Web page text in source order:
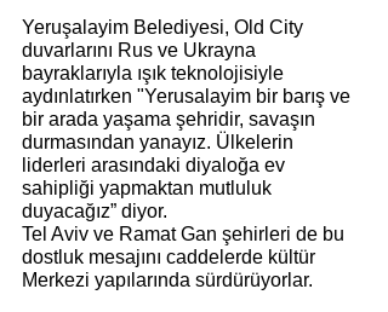
Yeruşalayim Belediyesi, Old City
duvarlarını Rus ve Ukrayna
bayraklarıyla ışık teknolojisiyle
aydınlatırken "Yerusalayim bir barış ve
bir arada yaşama şehridir, savaşın
durmasından yanayız. Ülkelerin
liderleri arasındaki diyaloğa ev
sahipliği yapmaktan mutluluk
duyacağız” diyor.
Tel Aviv ve Ramat Gan şehirleri de bu
dostluk mesajını caddelerde kültür
Merkezi yapılarında sürdürüyorlar.